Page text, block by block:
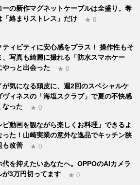
ーの新作マグネットケーブルは全盛り。奪
「絡まりストレス」だけ
★ 0
ティビティに安心感をプラス！ 操作性もそ
、写真も綺麗に撮れる「防水スマホケー
やっと出会った
★ 0
が気になる頭皮に、週2回のスペシャルケ
ヴィネスの「海塩スクラブ」で夏の不快感
なった
★ 0
ピ動画を観ながら楽しくお料理」できるよ
った！山崎実業の意外な逸品でキッチン狭
も改善
★ 0
代を抑えたいあなたへ。OPPOのAIカメラ
が3万円切ってます
★ 0